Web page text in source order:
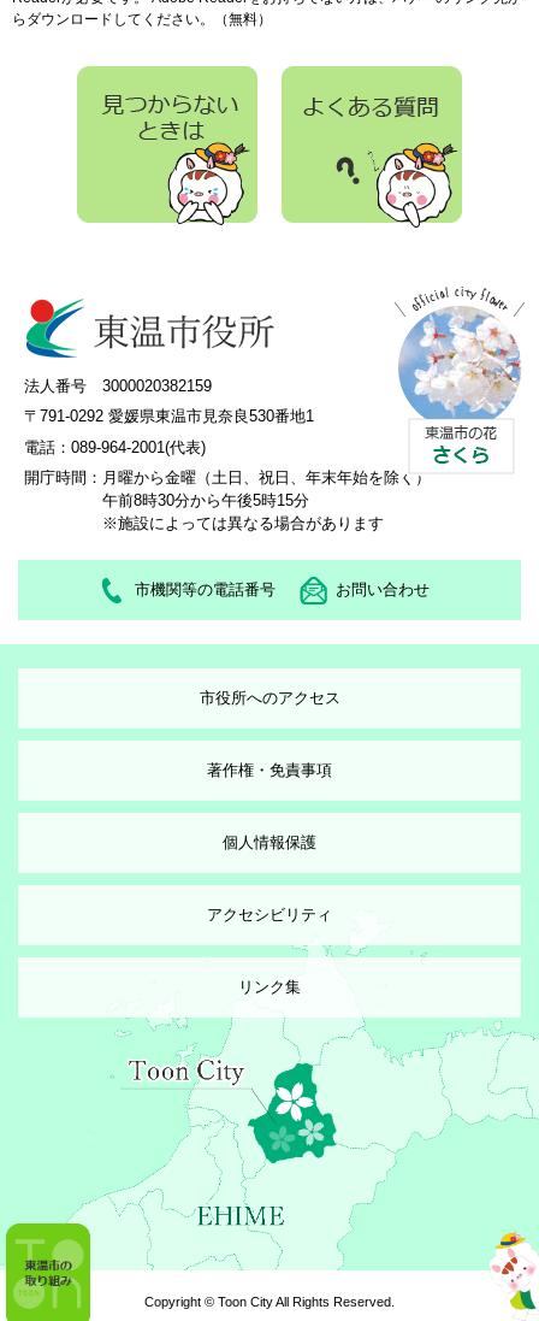
らダウンロードしてください。（無料）
法人番号 3000020382159
〒791-0292 愛媛県東温市見奈良530番地1
電話：089-964-2001(代表)
開庁時間： 月曜から金曜（土日、祝日、年末年始を除く）
午前8時30分から午後5時15分
※施設によっては異なる場合があります
市機関等の電話番号 お問い合わせ
市役所へのアクセス
著作権・免責事項
個人情報保護
アクセシビリティ
リンク集
Copyright © Toon City All Rights Reserved.